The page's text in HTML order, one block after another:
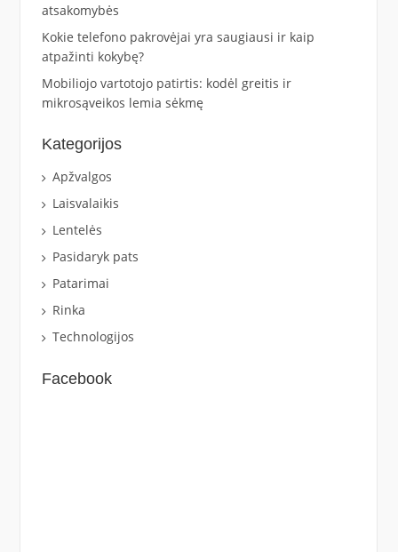
atsakomybės
Kokie telefono pakrovėjai yra saugiausi ir kaip
atpažinti kokybę?
Mobiliojo vartotojo patirtis: kodėl greitis ir
mikrosąveikos lemia sėkmę
Kategorijos
Apžvalgos
Laisvalaikis
Lentelės
Pasidaryk pats
Patarimai
Rinka
Technologijos
Facebook